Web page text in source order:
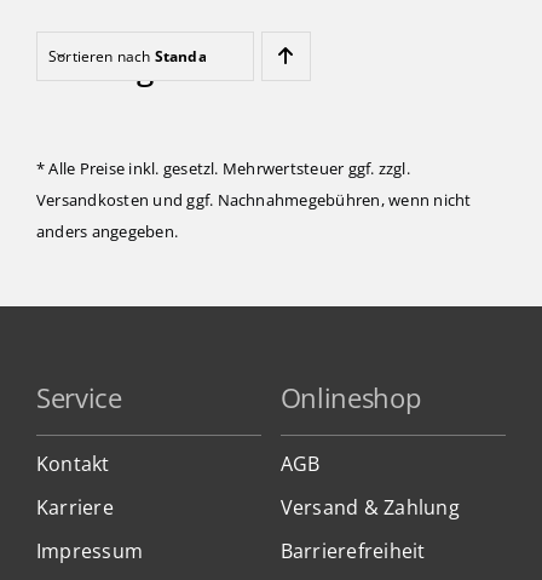
Kinder
Verein
Kontakt
Sortieren nach Standard
Nothing Found
* Alle Preise inkl. gesetzl. Mehrwertsteuer ggf. zzgl.
Versandkosten und ggf. Nachnahmegebühren, wenn nicht
anders angegeben.
Service
Kontakt
Karriere
Impressum
Onlineshop
AGB
Versand & Zahlung
Barrierefreiheit